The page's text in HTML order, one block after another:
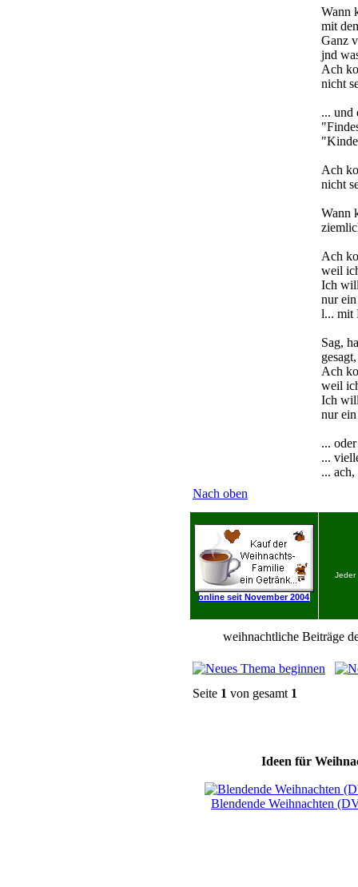
Wann
mit
Ganz
jnd
Ach
nicht
... und
Ach
nicht
Wann
Ach
weil
Ich
nur
l... mit
Sag,
Ach
weil
Ich
nur
...
...
...
Nach oben
online seit November 2004
Jeder
weihnachtliche Beiträge
Seite 1 von gesamt 1
Ideen für
Blendende Weihnachten